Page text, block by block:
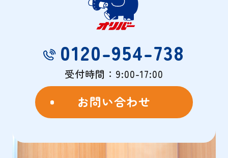
0120-954-738
受付時間：9:00-17:00
お問い合わせ
物件概要
- OVERVIEW -